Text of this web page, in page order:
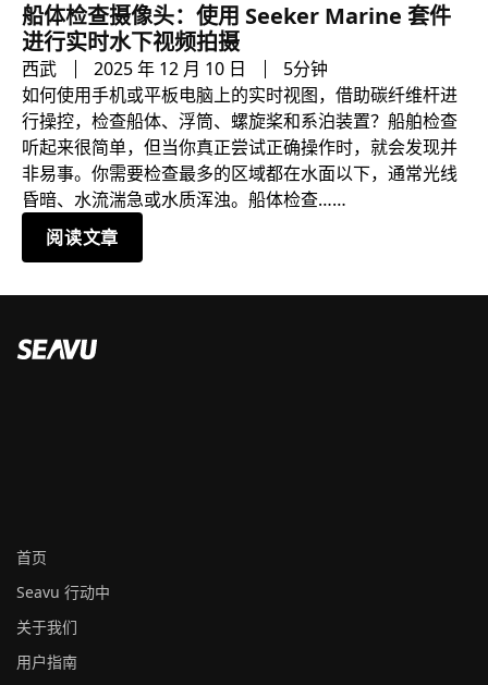
船体检查摄像头：使用 Seeker Marine 套件
进行实时水下视频拍摄
西武 2025 年 12 月 10 日
5分钟
如何使用手机或平板电脑上的实时视图，借助碳纤维杆进
行操控，检查船体、浮筒、螺旋桨和系泊装置？船舶检查
听起来很简单，但当你真正尝试正确操作时，就会发现并
非易事。你需要检查最多的区域都在水面以下，通常光线
昏暗、水流湍急或水质浑浊。船体检查……
阅读文章
首页
Seavu 行动中
关于我们
用户指南